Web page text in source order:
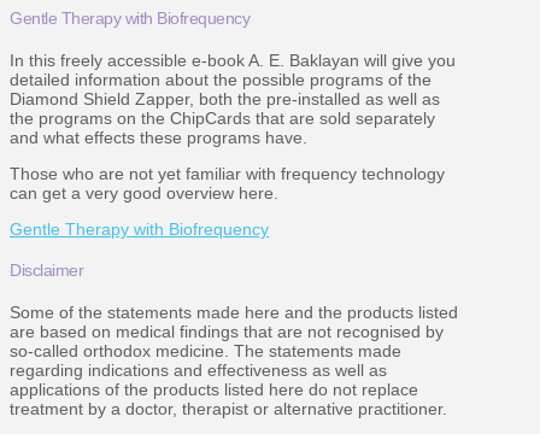
Gentle Therapy with Biofrequency
In this freely accessible e-book A. E. Baklayan will give you
detailed information about the possible programs of the
Diamond Shield Zapper, both the pre-installed as well as
the programs on the ChipCards that are sold separately
and what effects these programs have.
Those who are not yet familiar with frequency technology
can get a very good overview here.
Gentle Therapy with Biofrequency
Disclaimer
Some of the statements made here and the products listed
are based on medical findings that are not recognised by
so-called orthodox medicine. The statements made
regarding indications and effectiveness as well as
applications of the products listed here do not replace
treatment by a doctor, therapist or alternative practitioner.